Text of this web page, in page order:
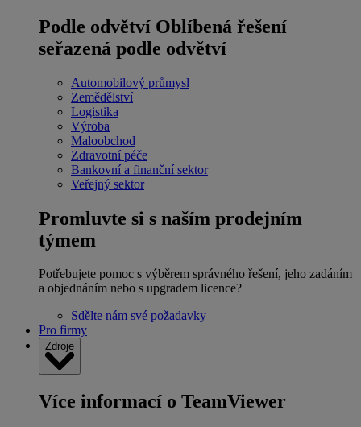
Podle odvětví Oblíbená řešení
seřazená podle odvětví
Automobilový průmysl
Zemědělství
Logistika
Výroba
Maloobchod
Zdravotní péče
Bankovní a finanční sektor
Veřejný sektor
Promluvte si s naším prodejním
týmem
Potřebujete pomoc s výběrem správného řešení, jeho zadáním
a objednáním nebo s upgradem licence?
Sdělte nám své požadavky
Pro firmy
Zdroje
Více informací o TeamViewer